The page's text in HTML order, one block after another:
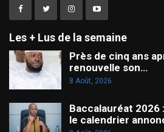
Les + Lus de la semaine
Près de cinq ans
renouvelle son…
8 Août, 2026
Baccalauréat
le calendrier